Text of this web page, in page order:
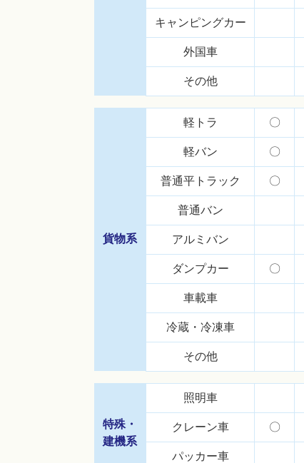
キャンピングカー
外国車
その他
貨物系
軽トラ 〇
軽バン 〇
普通平トラック 〇
普通バン
アルミバン
ダンプカー 〇
車載車
冷蔵・冷凍車
その他
特殊・
建機系
照明車
クレーン車 〇
パッカー車